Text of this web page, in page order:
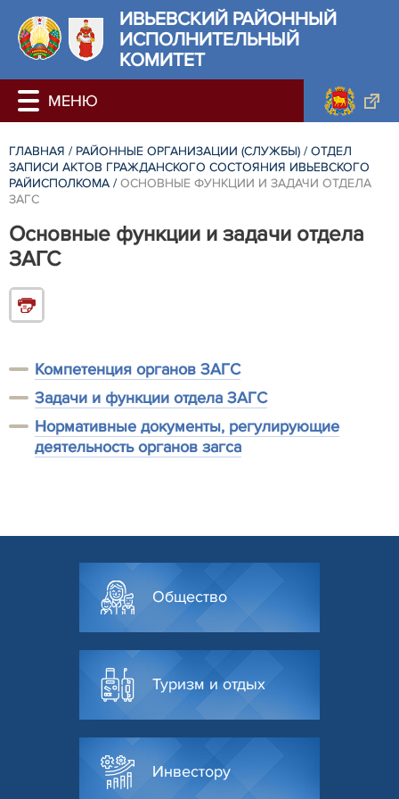
ИВЬЕВСКИЙ РАЙОННЫЙ
ИСПОЛНИТЕЛЬНЫЙ
КОМИТЕТ
ГЛАВНАЯ / РАЙОННЫЕ ОРГАНИЗАЦИИ (СЛУЖБЫ) / ОТДЕЛ
ЗАПИСИ АКТОВ ГРАЖДАНСКОГО СОСТОЯНИЯ ИВЬЕВСКОГО
РАЙИСПОЛКОМА / ОСНОВНЫЕ ФУНКЦИИ И ЗАДАЧИ ОТДЕЛА
ЗАГС
Основные функции и задачи отдела
ЗАГС
Компетенция органов ЗАГС
Задачи и функции отдела ЗАГС
Нормативные документы, регулирующие
деятельность органов загса
Общество
Туризм и отдых
Инвестору